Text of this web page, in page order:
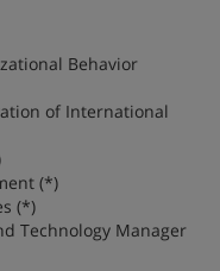
Behavior
of International
(*)
(*)
Technology Manager